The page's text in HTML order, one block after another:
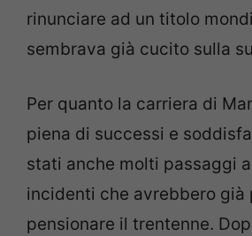
rinunciare ad un titolo
sembrava già cucito sulla
Per quanto la carriera di
piena di successi e
stati anche molti passaggi
incidenti che avrebbero già
pensionare il trentenne.